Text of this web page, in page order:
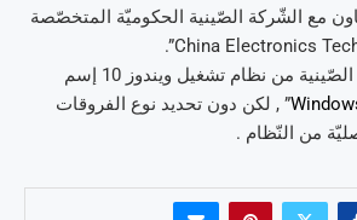
مع الشّركة الصّينية الحكوميّة المتخصّصة
هذا و ستحمل النّسخة الصّينية من نظام تشغيل ويندوز 10 إسم
” , لكن دون تحديد نوع الفروقات
من النّظام .